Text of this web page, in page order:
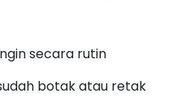
secara rutin
botak atau retak